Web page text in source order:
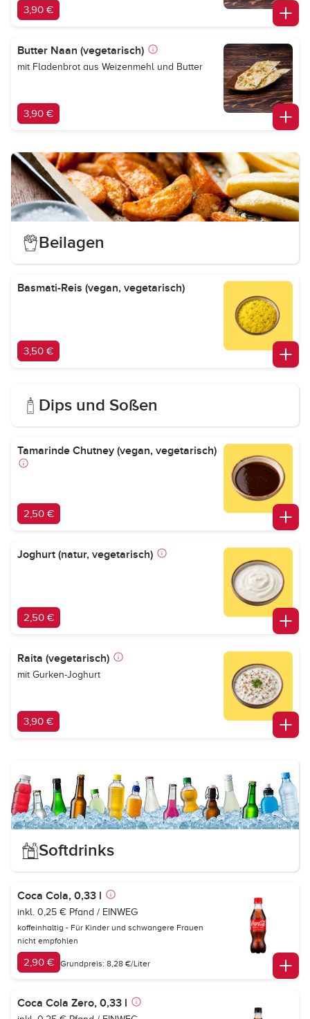
3,90 €
Butter Naan (vegetarisch)
mit Fladenbrot aus Weizenmehl und Butter
3,90 €
Beilagen
Basmati-Reis (vegan, vegetarisch)
3,50 €
Dips und Soßen
Tamarinde Chutney (vegan, vegetarisch)
2,50 €
Joghurt (natur, vegetarisch)
2,50 €
Raita (vegetarisch)
mit Gurken-Joghurt
3,90 €
Softdrinks
Coca Cola, 0,33 l
inkl. 0,25 € Pfand / EINWEG
koffeinhaltig - Für Kinder und schwangere Frauen
nicht empfohlen
2,90 € Grundpreis: 8,28 €/Liter
Coca Cola Zero, 0,33 l